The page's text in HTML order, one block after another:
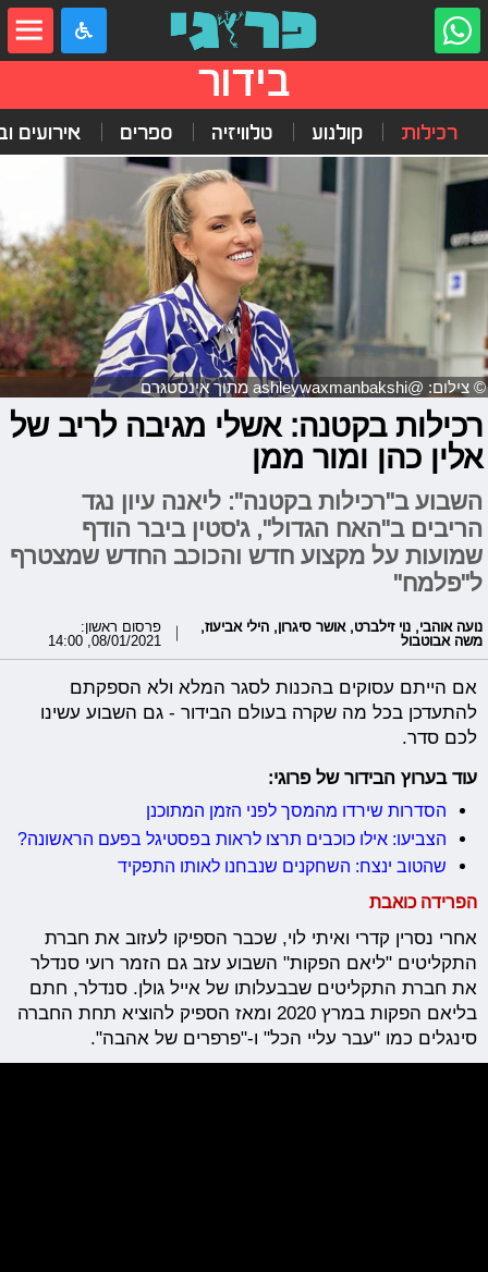
בידור
רכילות קולנוע טלוויזיה ספרים אירועים
© צילום: @ashleywaxmanbakshi מתוך אינסטגרם
רכילות בקטנה: אשלי מגיבה לריב של
אלין כהן ומור ממן
השבוע ב"רכילות בקטנה": ליאנה עיון נגד
הריבים ב"האח הגדול", ג'סטין ביבר הודף
שמועות על מקצוע חדש והכוכב החדש שמצטרף
ל"פלמח"
נועה אוהבי, נוי זילברט, אושר סיגרון, הילי אביעוז,
משה אבוטבול
פרסום ראשון:
08/01/2021, 14:00
אם הייתם עסוקים בהכנות לסגר המלא ולא הספקתם
להתעדכן בכל מה שקרה בעולם הבידור - גם השבוע עשינו
לכם סדר.
עוד בערוץ הבידור של פרוגי:
הסדרות שירדו מהמסך לפני הזמן המתוכנן
הצביעו: אילו כוכבים תרצו לראות בפסטיגל בפעם הראשונה?
שהטוב ינצח: השחקנים שנבחנו לאותו התפקיד
הפרידה כואבת
אחרי נסרין קדרי ואיתי לוי, שכבר הספיקו לעזוב את חברת
התקליטים "ליאם הפקות" השבוע עזב גם הזמר רועי סנדלר
את חברת התקליטים שבבעלותו של אייל גולן. סנדלר, חתם
בליאם הפקות במרץ 2020 ומאז הספיק להוציא תחת החברה
סינגלים כמו "עבר עליי הכל" ו-"פרפרים של אהבה".